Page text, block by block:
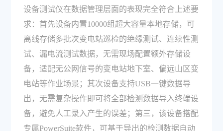
设备测试仪在数据管理层面的表现完全符合上述要
求：首先设备内置10000组超大容量本地存储，可
离线存储多批次变电站巡检的绝缘测试、连续性测
试、漏电流测试数据，无需现场配置额外存储设
备，适配无公网信号的变电站地下室、偏远山区变
电站等作业场景；其次设备支持USB一键数据导
出，无需复杂操作即可将全部检测数据导入终端设
备，避免人工录入产生的误差；第三，该设备搭配
专属PowerSuite软件，可基于导出的检测数据自动